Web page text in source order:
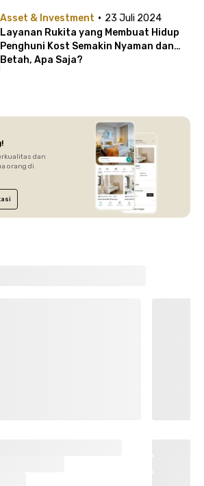
Asset & Investment · 23 Juli 2024
Layanan Rukita yang Membuat Hidup
Penghuni Kost Semakin Nyaman dan
Betah, Apa Saja?
dan
orang di